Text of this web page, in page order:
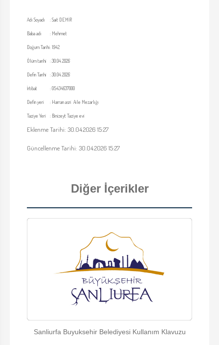
Adı Soyadı :Sait DEMİR
Baba adı : Mehmet
Doğum Tarihi:1942
Ölüm tarihi :30.04.2026
Defin Tarihi :30.04.2026
İrtibat :05434637000
Defin yeri : Harran asri Aile Mezarlığı
Taziye Yeri : Binizeyt Taziye evi
Eklenme Tarihi: 30.04.2026 15:27
Güncellenme Tarihi: 30.04.2026 15:27
Diğer İçerikler
Sanliurfa Buyuksehir Belediyesi Kullanım Klavuzu